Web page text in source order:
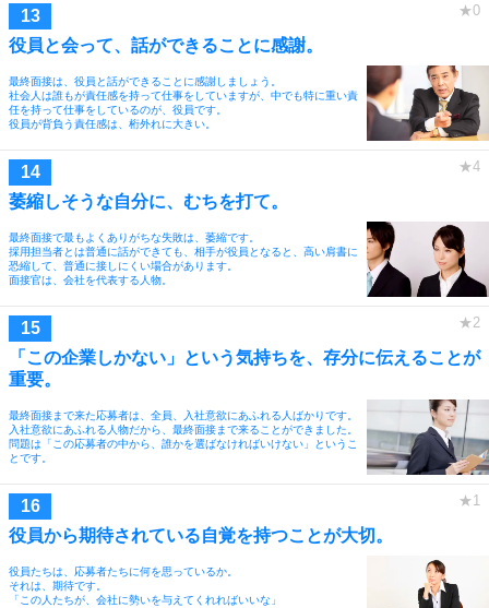
役員と会って、話ができることに感謝。
最終面接は、役員と話ができることに感謝しましょう。
社会人は誰もが責任感を持って仕事をしていますが、中でも特に重い責
任を持って仕事をしているのが、役員です。
役員が背負う責任感は、桁外れに大きい。
萎縮しそうな自分に、むちを打て。
最終面接で最もよくありがちな失敗は、萎縮です。
採用担当者とは普通に話ができても、相手が役員となると、高い肩書に
恐縮して、普通に接しにくい場合があります。
面接官は、会社を代表する人物。
「この企業しかない」という気持ちを、存分に伝えることが
重要。
最終面接まで来た応募者は、全員、入社意欲にあふれる人ばかりです。
入社意欲にあふれる人物だから、最終面接まで来ることができました。
問題は「この応募者の中から、誰かを選ばなければいけない」というこ
とです。
役員から期待されている自覚を持つことが大切。
役員たちは、応募者たちに何を思っているか。
それは、期待です。
「この人たちが、会社に勢いを与えてくれればいいな」